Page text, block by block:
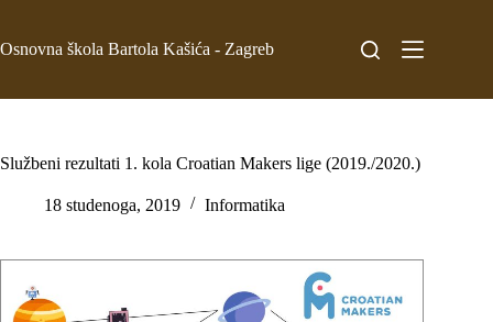
Osnovna škola Bartola Kašića - Zagreb
Službeni rezultati 1. kola Croatian Makers lige (2019./2020.)
18 studenoga, 2019 Informatika